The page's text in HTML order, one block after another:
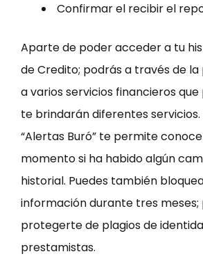
Confirmar el recibir el
Aparte de poder acceder a tu
de Credito; podrás a través de
a varios servicios financieros
te brindarán diferentes servicios.
“Alertas Buró” te permite
momento si ha habido algún
historial. Puedes también
información durante tres meses;
protegerte de plagios de
prestamistas.